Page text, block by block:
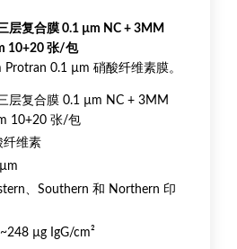
层复合膜 0.1 µm NC + 3MM
10+20 张/包
0.1 µm 硝酸纤维素膜。
层复合膜 0.1 µm NC + 3MM
10+20 张/包
纤维素
、Southern 和 Northern 印
µg IgG/cm²